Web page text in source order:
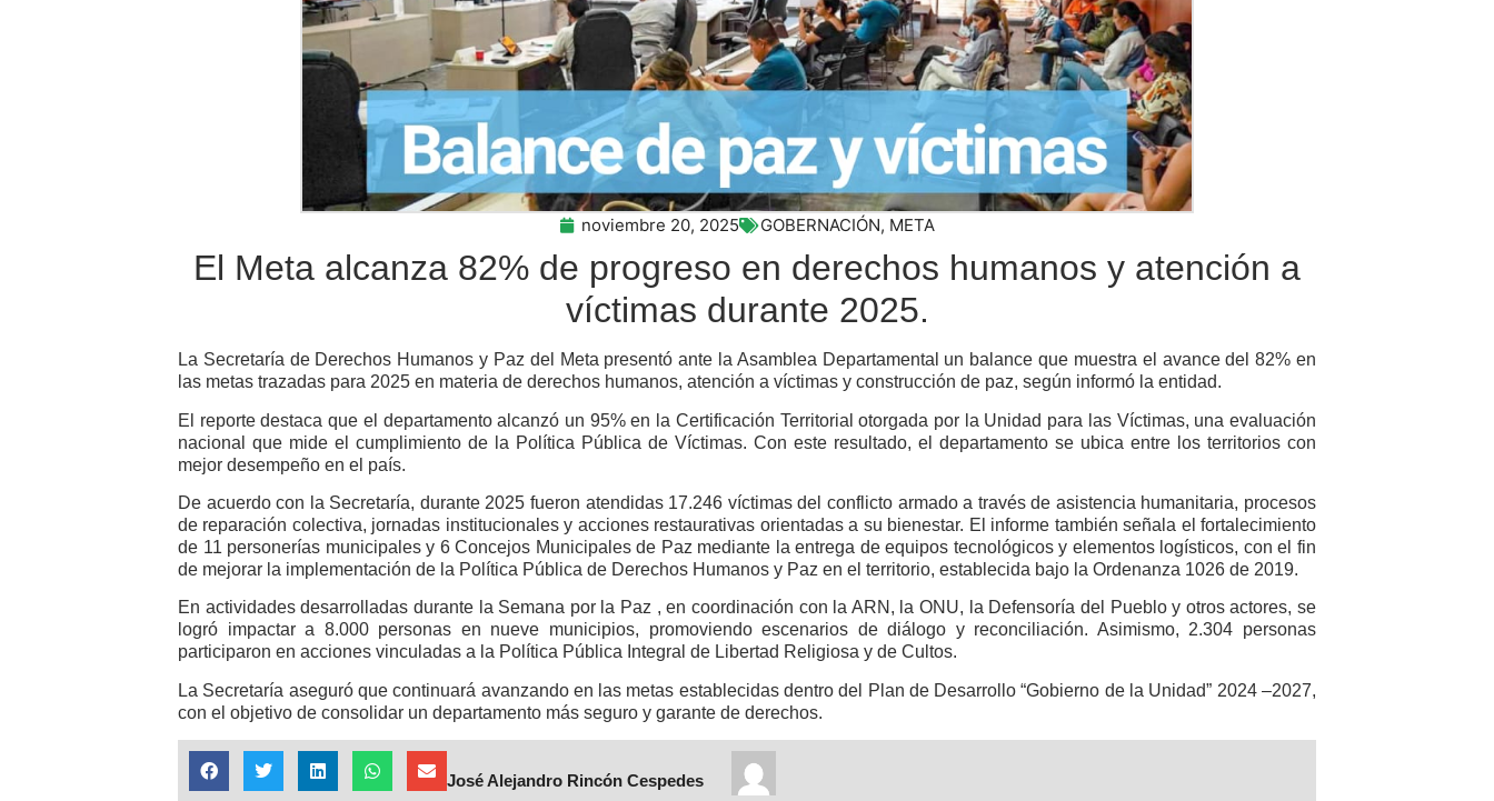
noviembre 20, 2025 GOBERNACIÓN, META
El Meta alcanza 82% de progreso en derechos humanos y atención a
víctimas durante 2025.
La Secretaría de Derechos Humanos y Paz del Meta presentó ante la Asamblea Departamental un balance que muestra el avance del 82% en
las metas trazadas para 2025 en materia de derechos humanos, atención a víctimas y construcción de paz, según informó la entidad.
El reporte destaca que el departamento alcanzó un 95% en la Certificación Territorial otorgada por la Unidad para las Víctimas, una evaluación
nacional que mide el cumplimiento de la Política Pública de Víctimas. Con este resultado, el departamento se ubica entre los territorios con
mejor desempeño en el país.
De acuerdo con la Secretaría, durante 2025 fueron atendidas 17.246 víctimas del conflicto armado a través de asistencia humanitaria, procesos
de reparación colectiva, jornadas institucionales y acciones restaurativas orientadas a su bienestar. El informe también señala el fortalecimiento
de 11 personerías municipales y 6 Concejos Municipales de Paz mediante la entrega de equipos tecnológicos y elementos logísticos, con el fin
de mejorar la implementación de la Política Pública de Derechos Humanos y Paz en el territorio, establecida bajo la Ordenanza 1026 de 2019.
En actividades desarrolladas durante la Semana por la Paz , en coordinación con la ARN, la ONU, la Defensoría del Pueblo y otros actores, se
logró impactar a 8.000 personas en nueve municipios, promoviendo escenarios de diálogo y reconciliación. Asimismo, 2.304 personas
participaron en acciones vinculadas a la Política Pública Integral de Libertad Religiosa y de Cultos.
La Secretaría aseguró que continuará avanzando en las metas establecidas dentro del Plan de Desarrollo “Gobierno de la Unidad” 2024 –2027,
con el objetivo de consolidar un departamento más seguro y garante de derechos.
José Alejandro Rincón Cespedes